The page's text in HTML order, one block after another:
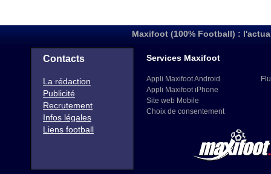
Maxifoot (100% Football) :
Contacts
La rédaction
Publicité
Recrutement
Infos légales
Liens football
Services Maxifoot
Appli Maxifoot Android
Appli Maxifoot iPhone
Site web Mobile
Choix de consentement